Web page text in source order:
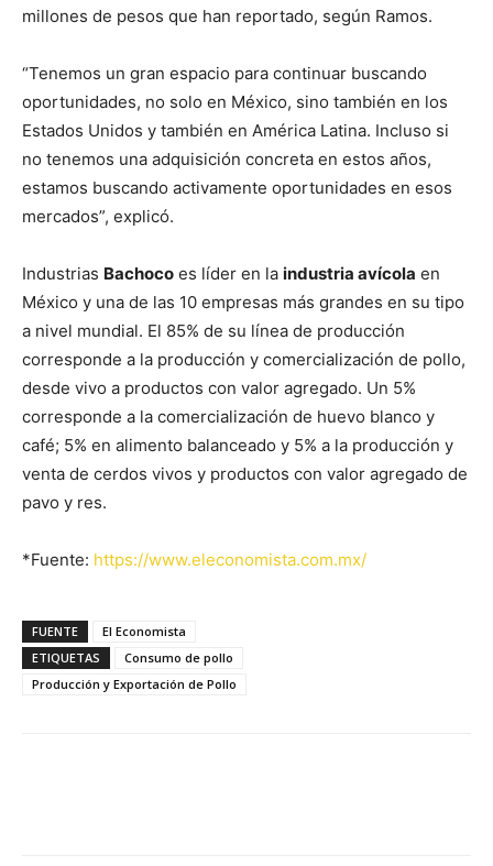
millones de pesos que han reportado, según Ramos.
“Tenemos un gran espacio para continuar buscando
oportunidades, no solo en México, sino también en los
Estados Unidos y también en América Latina. Incluso si
no tenemos una adquisición concreta en estos años,
estamos buscando activamente oportunidades en esos
mercados”, explicó.
Industrias Bachoco es líder en la industria avícola en
México y una de las 10 empresas más grandes en su tipo
a nivel mundial. El 85% de su línea de producción
corresponde a la producción y comercialización de pollo,
desde vivo a productos con valor agregado. Un 5%
corresponde a la comercialización de huevo blanco y
café; 5% en alimento balanceado y 5% a la producción y
venta de cerdos vivos y productos con valor agregado de
pavo y res.
*Fuente: https://www.eleconomista.com.mx/
FUENTE
El Economista
ETIQUETAS
Consumo de pollo
Producción y Exportación de Pollo